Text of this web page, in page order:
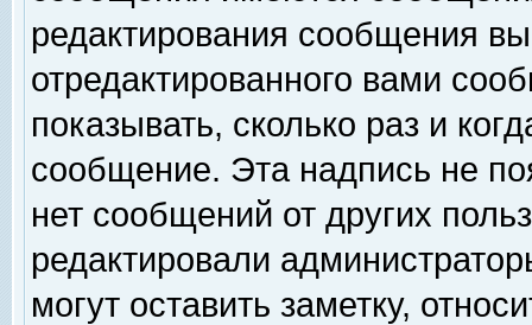
редактирования сообщения
отредактированного вами
показывать, сколько раз и
сообщение. Эта надпись не
нет сообщений от других
редактировали
могут оставить заметку,